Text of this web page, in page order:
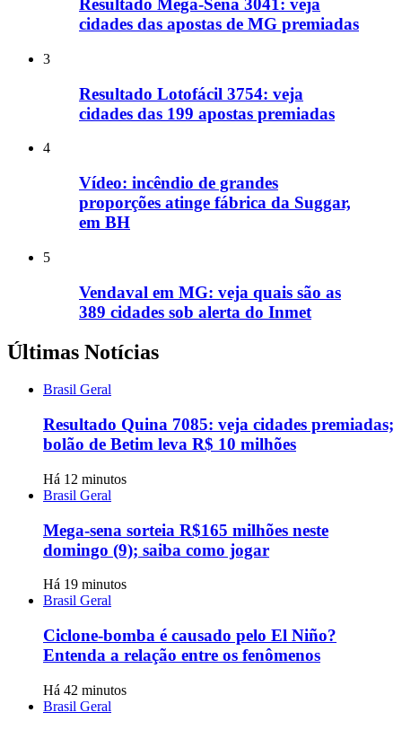
Resultado Mega-Sena 3041: veja
cidades das apostas de MG premiadas
3
Resultado Lotofácil 3754: veja
cidades das 199 apostas premiadas
4
Vídeo: incêndio de grandes
proporções atinge fábrica da Suggar,
em BH
5
Vendaval em MG: veja quais são as
389 cidades sob alerta do Inmet
Últimas Notícias
Brasil Geral
Resultado Quina 7085: veja cidades premiadas;
bolão de Betim leva R$ 10 milhões
Há 12 minutos
Brasil Geral
Mega-sena sorteia R$165 milhões neste
domingo (9); saiba como jogar
Há 19 minutos
Brasil Geral
Ciclone-bomba é causado pelo El Niño?
Entenda a relação entre os fenômenos
Há 42 minutos
Brasil Geral